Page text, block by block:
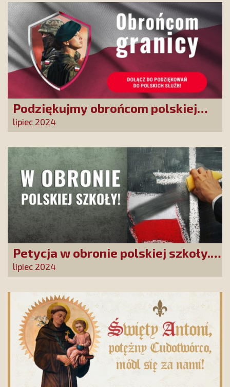
Podziękujmy obrońcom polskiej
granicy
lipiec 2024
Petycja w obronie polskiej szkoły.
Zatrzymajmy upadek edukacji!
lipiec 2024